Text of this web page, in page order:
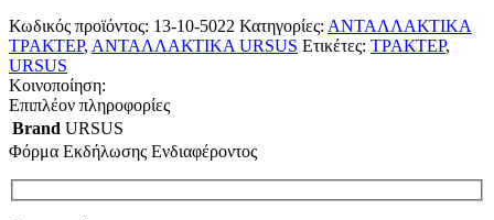
Κωδικός προϊόντος: 13-10-5022 Κατηγορίες: ΑΝΤΑΛΛΑΚΤΙΚΑ
ΤΡΑΚΤΕΡ, ΑΝΤΑΛΛΑΚΤΙΚΑ URSUS Ετικέτες: ΤΡΑΚΤΕΡ,
URSUS
Κοινοποίηση:
Επιπλέον πληροφορίες
Brand URSUS
Φόρμα Εκδήλωσης Ενδιαφέροντος